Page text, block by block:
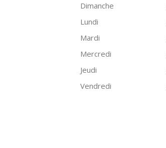
Dimanche
Lundi
Mardi
Mercredi
Jeudi
Vendredi